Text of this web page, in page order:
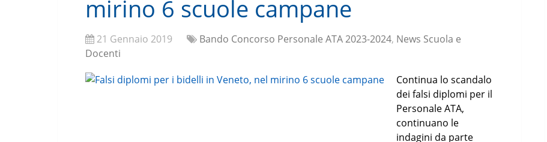
mirino 6 scuole campane
21 Gennaio 2019 Bando Concorso Personale ATA 2023-2024, News Scuola e
Docenti
Continua lo scandalo
dei falsi diplomi per il
Personale ATA,
continuano le
indagini da parte